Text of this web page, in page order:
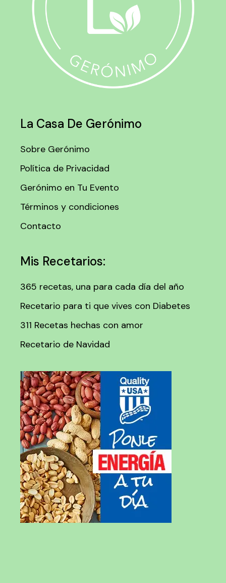
La Casa De Gerónimo
Sobre Gerónimo
Política de Privacidad
Gerónimo en Tu Evento
Términos y condiciones
Contacto
Mis Recetarios:
365 recetas, una para cada día del año
Recetario para ti que vives con Diabetes
311 Recetas hechas con amor
Recetario de Navidad